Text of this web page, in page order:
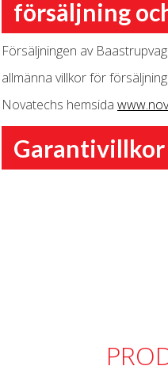
försäljning
Försäljningen av
allmänna villkor för
Novatechs hemsida
Garantivillkor